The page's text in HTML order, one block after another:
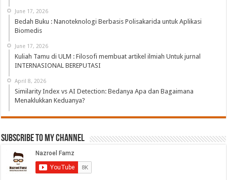
June 17, 2026
Bedah Buku : Nanoteknologi Berbasis Polisakarida untuk Aplikasi
Biomedis
June 17, 2026
Kuliah Tamu di ULM : Filosofi membuat artikel ilmiah Untuk jurnal
INTERNASIONAL BEREPUTASI
April 8, 2026
Similarity Index vs AI Detection: Bedanya Apa dan Bagaimana
Menaklukkan Keduanya?
Subscribe to My Channel